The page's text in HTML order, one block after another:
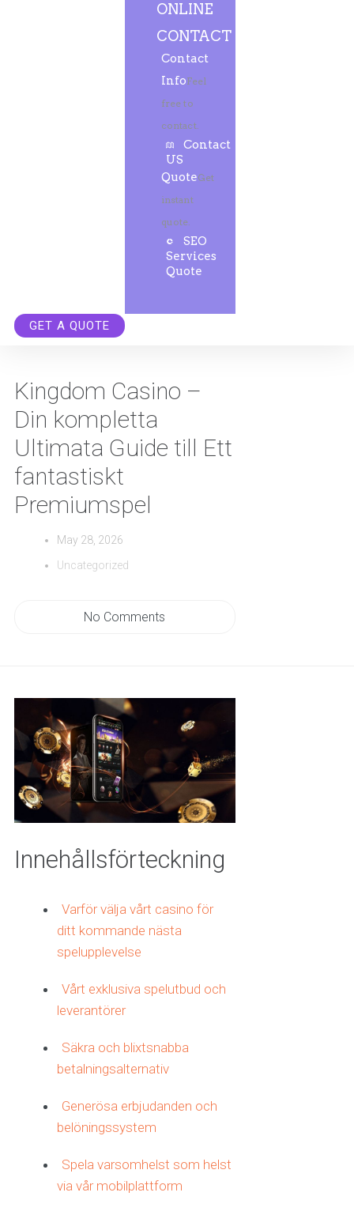
ONLINE
CONTACT
Contact
InfoFeel
free to
contact.
Contact
US
QuoteGet
instant
quote.
SEO
Services
Quote
GET A QUOTE
Kingdom Casino –
Din kompletta
Ultimata Guide till Ett
fantastiskt
Premiumspel
May 28, 2026
Uncategorized
No Comments
Innehållsförteckning
Varför välja vårt casino för
ditt kommande nästa
spelupplevelse
Vårt exklusiva spelutbud och
leverantörer
Säkra och blixtsnabba
betalningsalternativ
Generösa erbjudanden och
belöningssystem
Spela varsomhelst som helst
via vår mobilplattform